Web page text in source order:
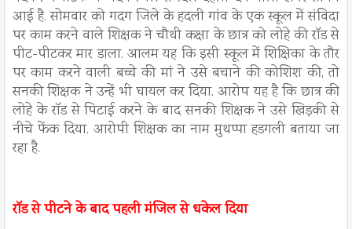
आई है. सोमवार को गदग जिले के हदली गांव के एक स्कूल में संविदा
पर काम करने वाले शिक्षक ने चौथी कक्षा के छात्र को लोहे की रॉड से
पीट-पीटकर मार डाला. आलम यह कि इसी स्कूल में शिक्षिका के तौर
पर काम करने वाली बच्चे की मां ने उसे बचाने की कोशिश की, तो
सनकी शिक्षक ने उन्हें भी घायल कर दिया. आरोप यह है कि छात्र की
लोहे के रॉड से पिटाई करने के बाद सनकी शिक्षक ने उसे खिड़की से
नीचे फेंक दिया. आरोपी शिक्षक का नाम मुथप्पा हडगली बताया जा
रहा है.
रॉड से पीटने के बाद पहली मंजिल से धकेल दिया